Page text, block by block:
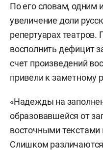
По его словам, одним
увеличение доли
репертуарах
восполнить дефицит
счет произведений
привели к заметному
«Надежды на
образовавшейся от
восточными
Слишком